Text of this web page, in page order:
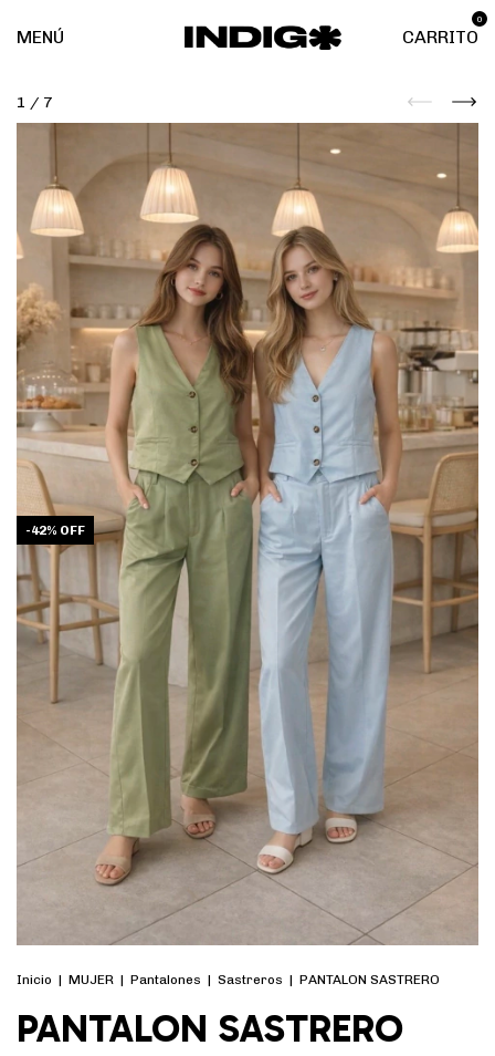
MENÚ CARRITO
0
1 / 7
-42% OFF
Inicio | MUJER | Pantalones | Sastreros | PANTALON SASTRERO
PANTALON SASTRERO